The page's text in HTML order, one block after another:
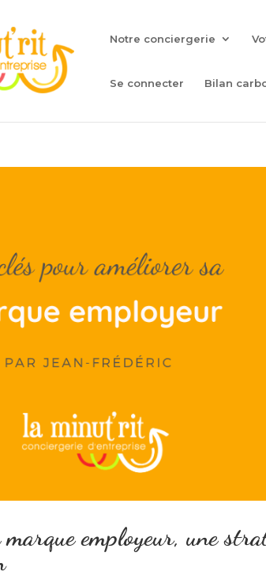
Notre conciergerie
Se connecter Bilan
employeur, une